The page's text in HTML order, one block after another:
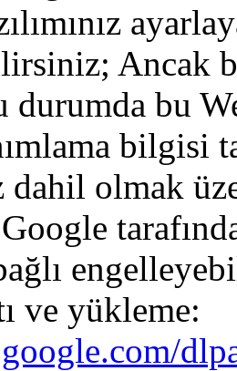
; Ancak
durumda bu
bilgisi
dahil olmak
Google
ve yükleme: